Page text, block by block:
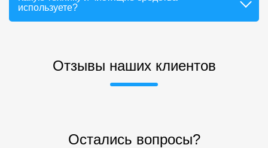
используете?
Отзывы наших клиентов
Остались вопросы?